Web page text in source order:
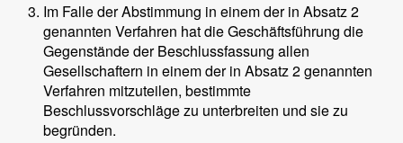
Im Falle der Abstimmung in einem der in Absatz 2
genannten Verfahren hat die Geschäftsführung die
Gegenstände der Beschlussfassung allen
Gesellschaftern in einem der in Absatz 2 genannten
Verfahren mitzuteilen, bestimmte
Beschlussvorschläge zu unterbreiten und sie zu
begründen.